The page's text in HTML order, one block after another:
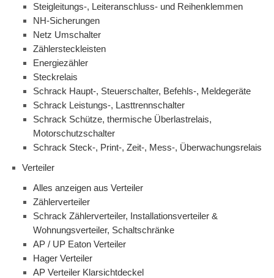
Steigleitungs-, Leiteranschluss- und Reihenklemmen
NH-Sicherungen
Netz Umschalter
Zählersteckleisten
Energiezähler
Steckrelais
Schrack Haupt-, Steuerschalter, Befehls-, Meldegeräte
Schrack Leistungs-, Lasttrennschalter
Schrack Schütze, thermische Überlastrelais,
Motorschutzschalter
Schrack Steck-, Print-, Zeit-, Mess-, Überwachungsrelais
Verteiler
Alles anzeigen aus Verteiler
Zählerverteiler
Schrack Zählerverteiler, Installationsverteiler &
Wohnungsverteiler, Schaltschränke
AP / UP Eaton Verteiler
Hager Verteiler
AP Verteiler Klarsichtdeckel